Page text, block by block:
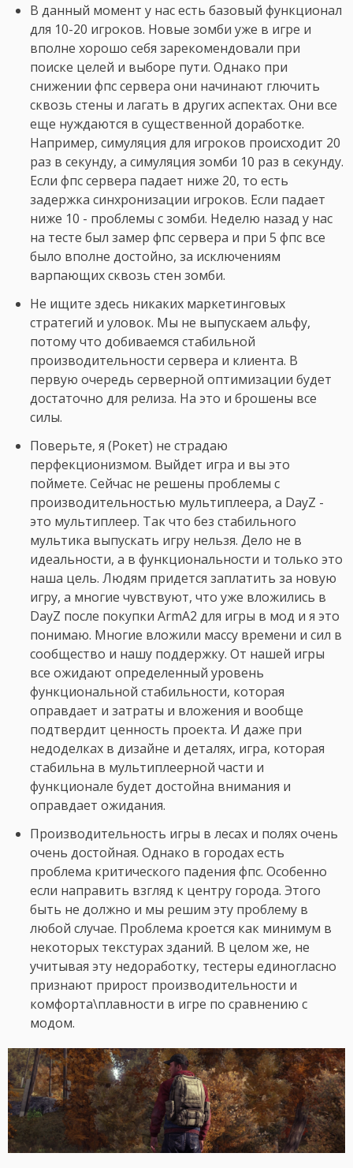
В данный момент у нас есть базовый функционал
для 10-20 игроков. Новые зомби уже в игре и
вполне хорошо себя зарекомендовали при
поиске целей и выборе пути. Однако при
снижении фпс сервера они начинают глючить
сквозь стены и лагать в других аспектах. Они все
еще нуждаются в существенной доработке.
Например, симуляция для игроков происходит 20
раз в секунду, а симуляция зомби 10 раз в секунду.
Если фпс сервера падает ниже 20, то есть
задержка синхронизации игроков. Если падает
ниже 10 - проблемы с зомби. Неделю назад у нас
на тесте был замер фпс сервера и при 5 фпс все
было вполне достойно, за исключениям
варпающих сквозь стен зомби.
Не ищите здесь никаких маркетинговых
стратегий и уловок. Мы не выпускаем альфу,
потому что добиваемся стабильной
производительности сервера и клиента. В
первую очередь серверной оптимизации будет
достаточно для релиза. На это и брошены все
силы.
Поверьте, я (Рокет) не страдаю
перфекционизмом. Выйдет игра и вы это
поймете. Сейчас не решены проблемы с
производительностью мультиплеера, а DayZ -
это мультиплеер. Так что без стабильного
мультика выпускать игру нельзя. Дело не в
идеальности, а в функциональности и только это
наша цель. Людям придется заплатить за новую
игру, а многие чувствуют, что уже вложились в
DayZ после покупки ArmA2 для игры в мод и я это
понимаю. Многие вложили массу времени и сил в
сообщество и нашу поддержку. От нашей игры
все ожидают определенный уровень
функциональной стабильности, которая
оправдает и затраты и вложения и вообще
подтвердит ценность проекта. И даже при
недоделках в дизайне и деталях, игра, которая
стабильна в мультиплеерной части и
функционале будет достойна внимания и
оправдает ожидания.
Производительность игры в лесах и полях очень
очень достойная. Однако в городах есть
проблема критического падения фпс. Особенно
если направить взгляд к центру города. Этого
быть не должно и мы решим эту проблему в
любой случае. Проблема кроется как минимум в
некоторых текстурах зданий. В целом же, не
учитывая эту недоработку, тестеры единогласно
признают прирост производительности и
комфорта\плавности в игре по сравнению с
модом.